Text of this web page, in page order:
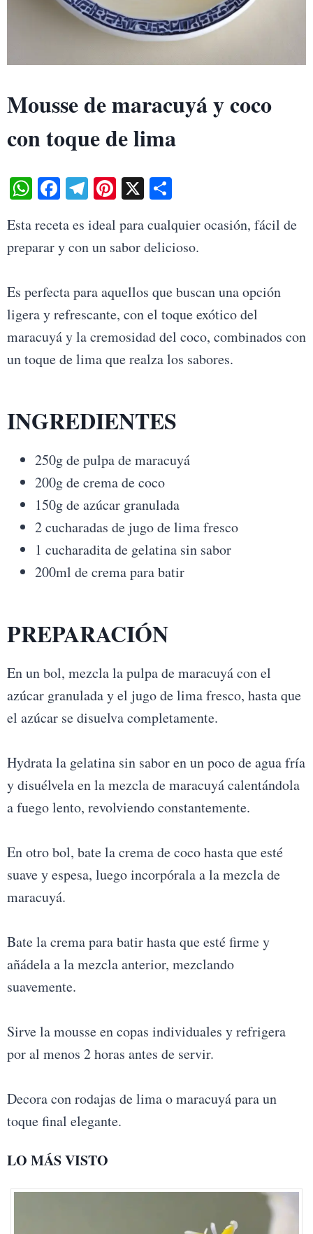
Mousse de maracuyá y coco
con toque de lima
W
ts
A
Fa
bo
ok
Te
gr
a
Pi
er
es
X S
re
Esta receta es ideal para cualquier ocasión, fácil de
preparar y con un sabor delicioso.
Es perfecta para aquellos que buscan una opción
ligera y refrescante, con el toque exótico del
maracuyá y la cremosidad del coco, combinados con
un toque de lima que realza los sabores.
INGREDIENTES
250g de pulpa de maracuyá
200g de crema de coco
150g de azúcar granulada
2 cucharadas de jugo de lima fresco
1 cucharadita de gelatina sin sabor
200ml de crema para batir
PREPARACIÓN
En un bol, mezcla la pulpa de maracuyá con el
azúcar granulada y el jugo de lima fresco, hasta que
el azúcar se disuelva completamente.
Hydrata la gelatina sin sabor en un poco de agua fría
y disuélvela en la mezcla de maracuyá calentándola
a fuego lento, revolviendo constantemente.
En otro bol, bate la crema de coco hasta que esté
suave y espesa, luego incorpórala a la mezcla de
maracuyá.
Bate la crema para batir hasta que esté firme y
añádela a la mezcla anterior, mezclando
suavemente.
Sirve la mousse en copas individuales y refrigera
por al menos 2 horas antes de servir.
Decora con rodajas de lima o maracuyá para un
toque final elegante.
LO MÁS VISTO